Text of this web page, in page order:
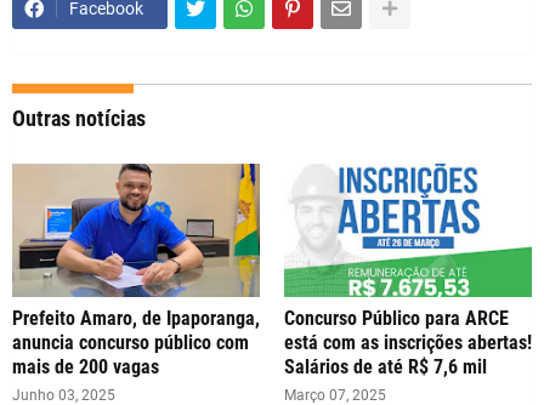
Facebook
Outras notícias
Prefeito Amaro, de Ipaporanga,
anuncia concurso público com
mais de 200 vagas
Junho 03, 2025
Concurso Público para ARCE
está com as inscrições abertas!
Salários de até R$ 7,6 mil
Março 07, 2025